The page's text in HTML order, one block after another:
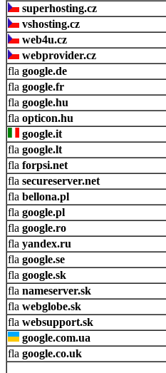
superhosting.cz
vshosting.cz
web4u.cz
webprovider.cz
google.de
google.fr
google.hu
opticon.hu
google.it
google.lt
forpsi.net
secureserver.net
bellona.pl
google.pl
google.ro
yandex.ru
google.se
google.sk
nameserver.sk
webglobe.sk
websupport.sk
google.com.ua
google.co.uk